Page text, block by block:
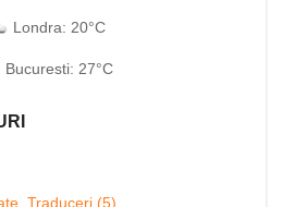
Londra: 20°C
Bucuresti: 27°C
Traduceri (5)